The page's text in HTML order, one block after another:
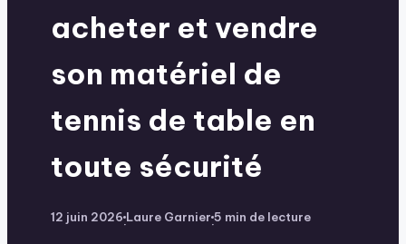
acheter et vendre
son matériel de
tennis de table en
toute sécurité
12 juin 2026
·
Laure Garnier
·
5 min de lecture